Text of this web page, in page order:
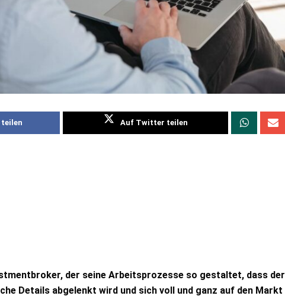
teilen Auf Twitter teilen
der seine Arbeitsprozesse so gestaltet, dass der
Details abgelenkt wird und sich voll und ganz auf den Markt